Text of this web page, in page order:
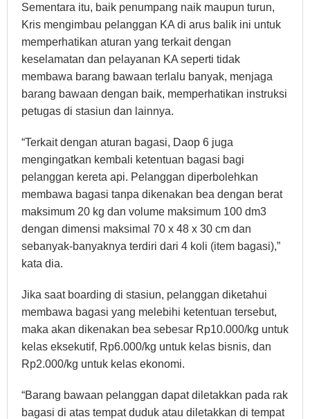
Sementara itu, baik penumpang naik maupun turun,
Kris mengimbau pelanggan KA di arus balik ini untuk
memperhatikan aturan yang terkait dengan
keselamatan dan pelayanan KA seperti tidak
membawa barang bawaan terlalu banyak, menjaga
barang bawaan dengan baik, memperhatikan instruksi
petugas di stasiun dan lainnya.
“Terkait dengan aturan bagasi, Daop 6 juga
mengingatkan kembali ketentuan bagasi bagi
pelanggan kereta api. Pelanggan diperbolehkan
membawa bagasi tanpa dikenakan bea dengan berat
maksimum 20 kg dan volume maksimum 100 dm3
dengan dimensi maksimal 70 x 48 x 30 cm dan
sebanyak-banyaknya terdiri dari 4 koli (item bagasi),”
kata dia.
Jika saat boarding di stasiun, pelanggan diketahui
membawa bagasi yang melebihi ketentuan tersebut,
maka akan dikenakan bea sebesar Rp10.000/kg untuk
kelas eksekutif, Rp6.000/kg untuk kelas bisnis, dan
Rp2.000/kg untuk kelas ekonomi.
“Barang bawaan pelanggan dapat diletakkan pada rak
bagasi di atas tempat duduk atau diletakkan di tempat